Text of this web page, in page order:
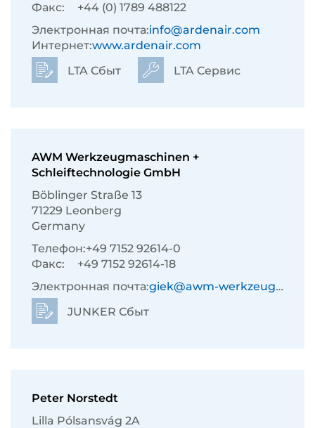
Факс:
+44 (0) 1789 488122
Электронная почта:info@ardenair.com
Интернет:www.ardenair.com
LTA Сбыт
LTA Сервис
AWM Werkzeugmaschinen +
Schleiftechnologie GmbH
Böblinger Straße 13
71229 Leonberg
Germany
Телефон:+49 7152 92614-0
Факс:
+49 7152 92614-18
Электронная почта:giek@awm-werkzeugmaschinen.de
JUNKER Сбыт
Peter Norstedt
Lilla Pólsansvág 2A